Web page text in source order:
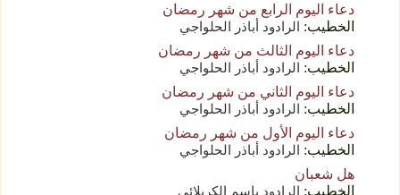
دعاء اليوم الرابع من شهر رمضان
الخطيب: الرادود أباذر الحلواجي
دعاء اليوم الثالث من شهر رمضان
الخطيب: الرادود أباذر الحلواجي
دعاء اليوم الثاني من شهر رمضان
الخطيب: الرادود أباذر الحلواجي
دعاء اليوم الأول من شهر رمضان
الخطيب: الرادود أباذر الحلواجي
هل شعبان
الخطيب: الرادود باسم الکربلائي